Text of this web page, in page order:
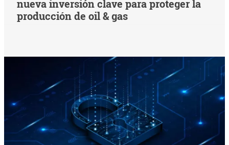
nueva inversión clave para proteger la
producción de oil & gas